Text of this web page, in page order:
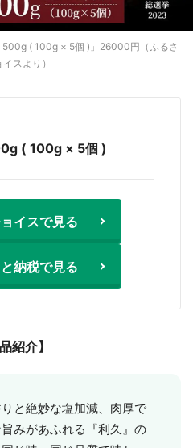
500g ( 100g × 5個 )」26000円（ふるさ
スより）
( 100g × 5個 )
イスで見る
納税で見る
紹介】
と絶妙な塩加減、肉厚で
みがあふれる『利久』の